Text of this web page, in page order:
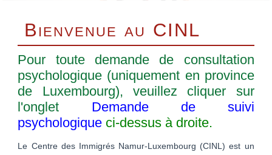
Bienvenue au CINL
Pour toute demande de consultation
psychologique (uniquement en province
de Luxembourg), veuillez cliquer sur
l'onglet Demande de suivi
psychologique ci-dessus à droite.
Le Centre des Immigrés Namur-Luxembourg (CINL) est un